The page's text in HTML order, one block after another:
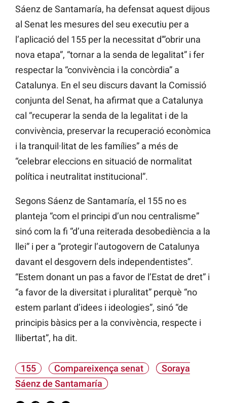
Sáenz de Santamaría, ha defensat aquest dijous
al Senat les mesures del seu executiu per a
l’aplicació del 155 per la necessitat d'”obrir una
nova etapa”, “tornar a la senda de legalitat” i fer
respectar la “convivència i la concòrdia” a
Catalunya. En el seu discurs davant la Comissió
conjunta del Senat, ha afirmat que a Catalunya
cal “recuperar la senda de la legalitat i de la
convivència, preservar la recuperació econòmica
i la tranquil·litat de les famílies” a més de
“celebrar eleccions en situació de normalitat
política i neutralitat institucional”.
Segons Sáenz de Santamaría, el 155 no es
planteja “com el principi d’un nou centralisme”
sinó com la fi “d’una reiterada desobediència a la
llei” i per a “protegir l’autogovern de Catalunya
davant el desgovern dels independentistes”.
“Estem donant un pas a favor de l’Estat de dret” i
“a favor de la diversitat i pluralitat” perquè “no
estem parlant d’idees i ideologies”, sinó “de
principis bàsics per a la convivència, respecte i
llibertat”, ha dit.
155 Compareixença senat
Soraya
Sáenz de Santamaría